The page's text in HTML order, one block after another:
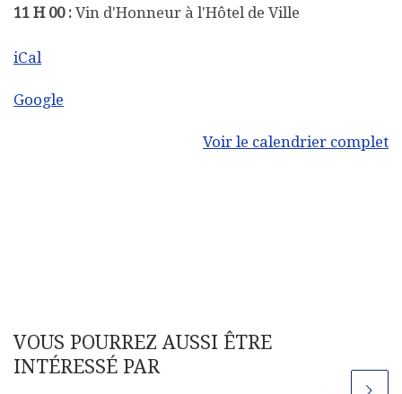
11 H 00 : Vin d'Honneur à l'Hôtel de Ville
iCal
Google
Voir le calendrier complet
VOUS POURREZ AUSSI ÊTRE
INTÉRESSÉ PAR